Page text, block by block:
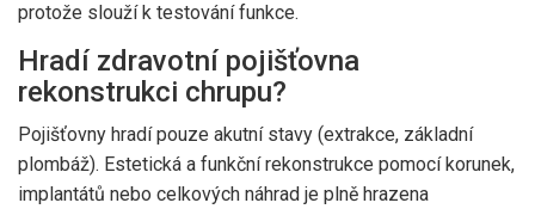
protože slouží k testování funkce.
Hradí zdravotní pojišťovna
rekonstrukci chrupu?
Pojišťovny hradí pouze akutní stavy (extrakce, základní
plombáž). Estetická a funkční rekonstrukce pomocí korunek,
implantátů nebo celkových náhrad je plně hrazena